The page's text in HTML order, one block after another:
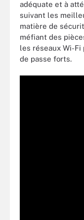
adéquate et à
suivant les
matière de
méfiant des
les réseaux Wi-
de passe forts.